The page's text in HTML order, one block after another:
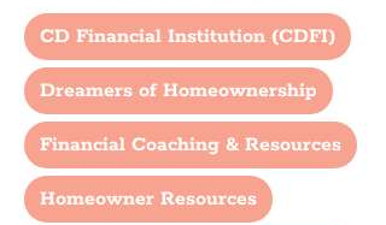
CD Financial Institution (CDFI)
Dreamers of Homeownership
Financial Coaching & Resources
Homeowner Resources